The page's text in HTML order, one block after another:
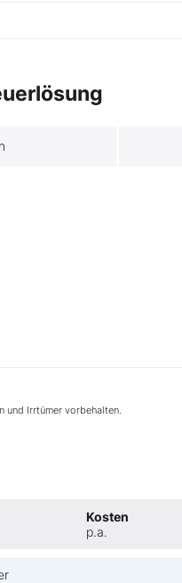
und Irrtümer vorbehalten.
Kosten
p.a.